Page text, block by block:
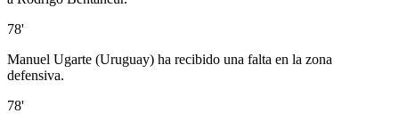
78'
Manuel Ugarte (Uruguay) ha recibido una falta en la zona
defensiva.
78'